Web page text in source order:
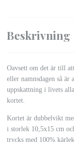
Beskrivning
Oavsett om det är till
eller namnsdagen så
uppskattning i livets
kortet.
Kortet är dubbelvikt
i storlek 10,5x15 cm
trycks med 100%